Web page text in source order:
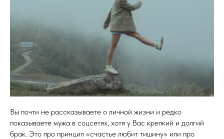
Вы почти не рассказываете о личной жизни и редко
показываете мужа в соцсетях, хотя у Вас крепкий и долгий
брак. Это про принцип «счастье любит тишину» или про